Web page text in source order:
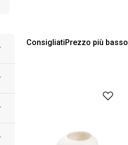
ConsigliatiPrezzo più basso